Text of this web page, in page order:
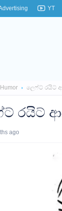
YT
Humor ලෙෆ්ට් රයිට්
රයිට්
ago